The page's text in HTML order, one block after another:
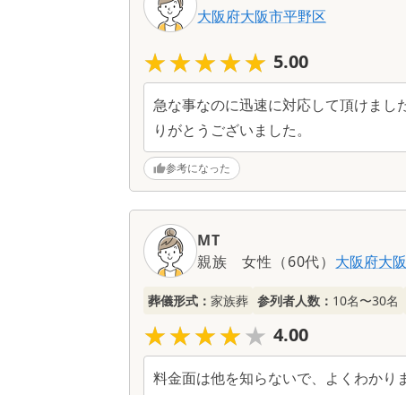
大阪府大阪市平野区
★★★★★
★★★★★ 5.00
急な事なのに迅速に対応して頂けまし
りがとうございました。
参考になった
MT
親族
女性 （60代） 大阪府大
葬儀形式： 家族葬 参列者人数： 10名〜30名
★★★★★
★★★★★ 4.00
料金面は他を知らないで、よくわかり